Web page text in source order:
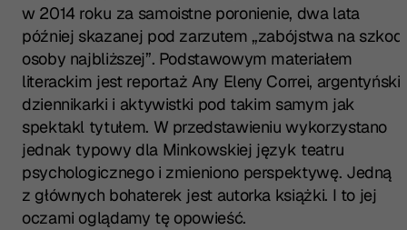
w 2014 roku za samoistne poronienie, dwa lata
później skazanej pod zarzutem „zabójstwa na
osoby najbliższej”. Podstawowym materiałem
literackim jest reportaż Any Eleny Correi,
dziennikarki i aktywistki pod takim samym jak
spektakl tytułem. W przedstawieniu wykorzystano
jednak typowy dla Minkowskiej język teatru
psychologicznego i zmieniono perspektywę. Jedną
z głównych bohaterek jest autorka książki. I to jej
oczami oglądamy tę opowieść.